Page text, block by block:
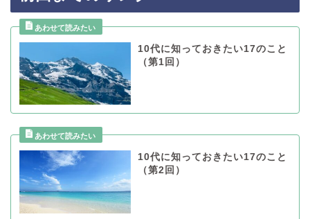
10代に知っておきたい17のこと
（第1回）
10代に知っておきたい17のこと
（第2回）